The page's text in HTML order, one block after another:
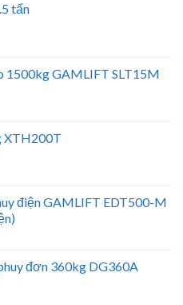
tấn
1500kg GAMLIFT SLT15M
XTH200T
điện GAMLIFT EDT500-M
đơn 360kg DG360A